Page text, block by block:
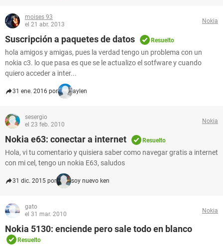
moises 93
el 21 abr. 2013
Nokia
Suscripción a paquetes de datos Resuelto
hola amigos y amigas, pues la verdad tengo un problema con un
nokia c3. lo que pasa es que se le actualizo el sotfware y cuando
quiero acceder a inter...
31 ene. 2016 por aylen
sesergio
el 23 feb. 2010
Nokia
Nokia e63: conectar a internet Resuelto
Hola, vi tu comentario y quisiera saber como navegar gratis a internet
con mi cel, tengo un nokia E63, saludos
31 dic. 2015 por soy nuevo ken
gato
el 31 mar. 2010
Nokia
Nokia 5130: enciende pero sale todo en blanco
Resuelto